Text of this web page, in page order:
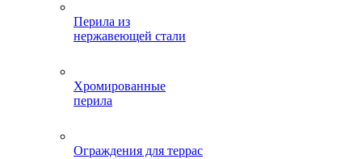
Перила из
нержавеющей стали
Хромированные
перила
Ограждения для террас